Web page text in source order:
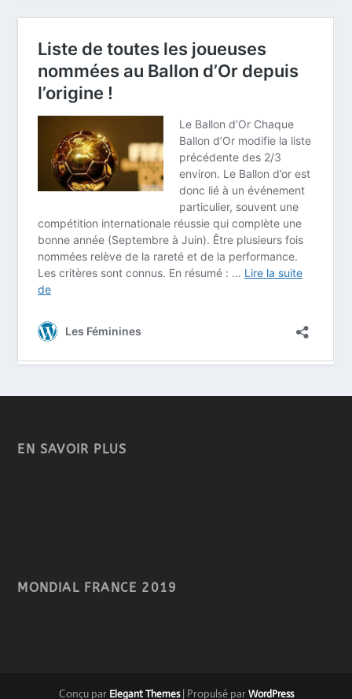
EN SAVOIR PLUS
MONDIAL FRANCE 2019
Conçu par Elegant Themes| Propulsé parWordPress